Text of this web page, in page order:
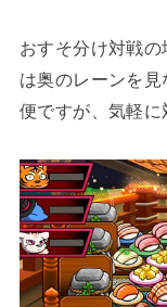
おすそ分け対戦
は奥のレーンを
便ですが、気軽